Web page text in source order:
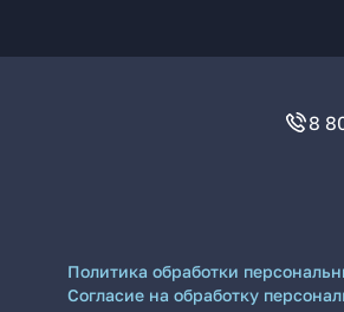
8
Политика обработки
Согласие на обработку